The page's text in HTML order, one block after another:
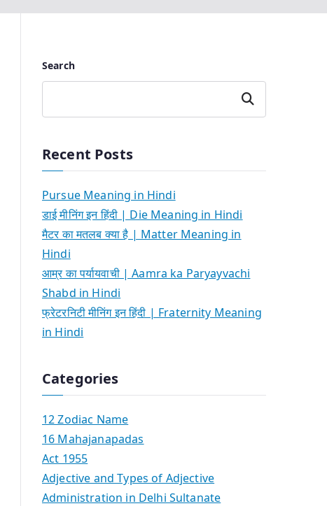
Search
Search
Recent Posts
Pursue Meaning in Hindi
डाई मीनिंग इन हिंदी | Die Meaning in Hindi
मैटर का मतलब क्या है | Matter Meaning in
Hindi
आम्र का पर्यायवाची | Aamra ka Paryayvachi
Shabd in Hindi
फ्रेटरनिटी मीनिंग इन हिंदी | Fraternity Meaning
in Hindi
Categories
12 Zodiac Name
16 Mahajanapadas
Act 1955
Adjective and Types of Adjective
Administration in Delhi Sultanate